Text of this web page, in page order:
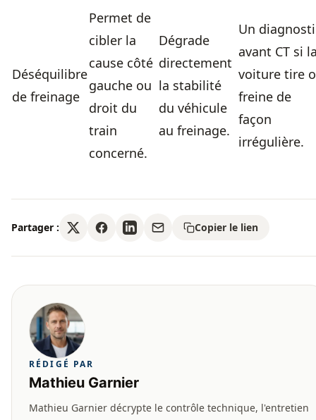
Déséquilibre
de freinage
Permet de
cibler la
cause côté
gauche ou
droit du
train
concerné.
Dégrade
directement
la stabilité
du véhicule
au freinage.
Un
avant CT si
voiture tire
freine de
façon
irrégulière.
Partager : Copier le lien
RÉDIGÉ PAR
Mathieu Garnier
Mathieu Garnier décrypte le contrôle technique, l'entretien